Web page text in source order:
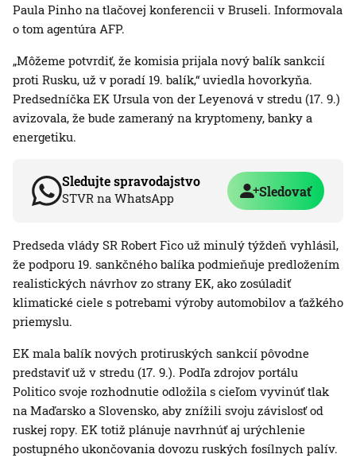
Paula Pinho na tlačovej konferencii v Bruseli. Informovala
o tom agentúra AFP.
„Môžeme potvrdiť, že komisia prijala nový balík sankcií
proti Rusku, už v poradí 19. balík,“ uviedla hovorkyňa.
Predsedníčka EK Ursula von der Leyenová v stredu (17. 9.)
avizovala, že bude zameraný na kryptomeny, banky a
energetiku.
Sledujte spravodajstvo
STVR na WhatsApp Sledovať
Predseda vlády SR Robert Fico už minulý týždeň vyhlásil,
že podporu 19. sankčného balíka podmieňuje predložením
realistických návrhov zo strany EK, ako zosúladiť
klimatické ciele s potrebami výroby automobilov a ťažkého
priemyslu.
EK mala balík nových protiruských sankcií pôvodne
predstaviť už v stredu (17. 9.). Podľa zdrojov portálu
Politico svoje rozhodnutie odložila s cieľom vyvinúť tlak
na Maďarsko a Slovensko, aby znížili svoju závislosť od
ruskej ropy. EK totiž plánuje navrhnúť aj urýchlenie
postupného ukončovania dovozu ruských fosílnych palív.